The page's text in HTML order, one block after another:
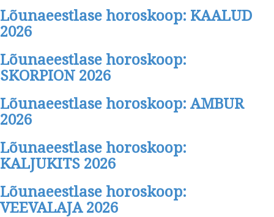
Lõunaeestlase horoskoop: KAALUD
2026
Lõunaeestlase horoskoop:
SKORPION 2026
Lõunaeestlase horoskoop: AMBUR
2026
Lõunaeestlase horoskoop:
KALJUKITS 2026
Lõunaeestlase horoskoop:
VEEVALAJA 2026